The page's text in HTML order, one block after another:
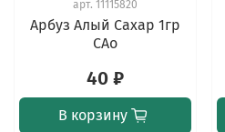
арт. 11115820
Арбуз Алый Сахар 1гр
САо
40 ₽
В корзину